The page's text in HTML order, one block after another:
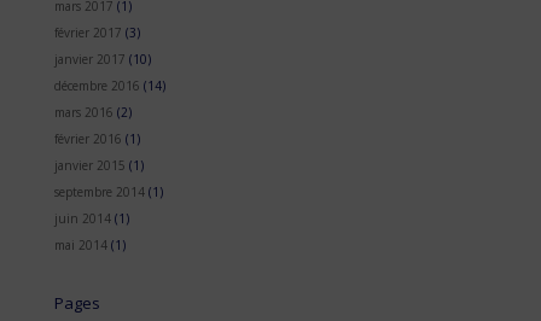
mars 2017 (1)
février 2017 (3)
janvier 2017 (10)
décembre 2016 (14)
mars 2016 (2)
février 2016 (1)
janvier 2015 (1)
septembre 2014(1)
juin 2014(1)
mai 2014(1)
Pages